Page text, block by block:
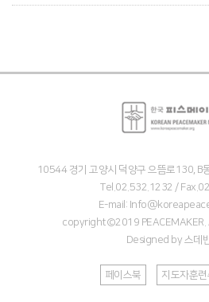
10544 경기 고양시 덕양구 으뜸로130, B
Tel.02.532.1232 /
E-mail:
copyright©2019 PEACEMAKER.
Designed by 스데
페이스북 지도자훈련